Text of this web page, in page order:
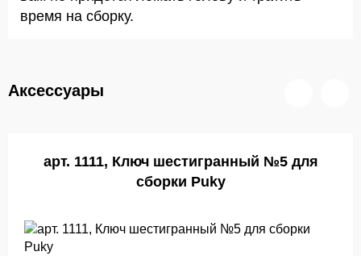
время на сборку.
Аксессуары
арт. 1111, Ключ шестигранный №5 для
сборки Puky